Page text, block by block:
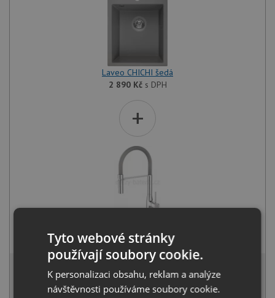
Laveo CHICHI šedá
2 890 Kčs DPH
+
3 490 Kčs DPH
6 061 Kč s DPH
Běžná cena:
Kč
Tyto webové stránky
používají soubory cookie.
K personalizaci obsahu, reklam a analýze
návštěvnosti používáme soubory cookie.